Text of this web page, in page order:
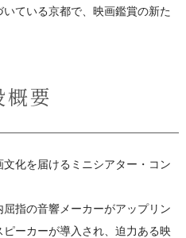
ている京都で、映画鑑賞の新た
概要
化を届けるミニシアター・コン
指の音響メーカーがアップリン
ーカーが導入され、迫力ある映